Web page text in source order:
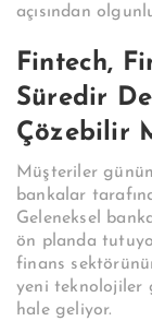
açısından
Fintech,
Süredir
Çözebilir
Müşteriler
bankalar
Geleneksel
ön planda
finans
yeni teknolojiler
hale geliyor.